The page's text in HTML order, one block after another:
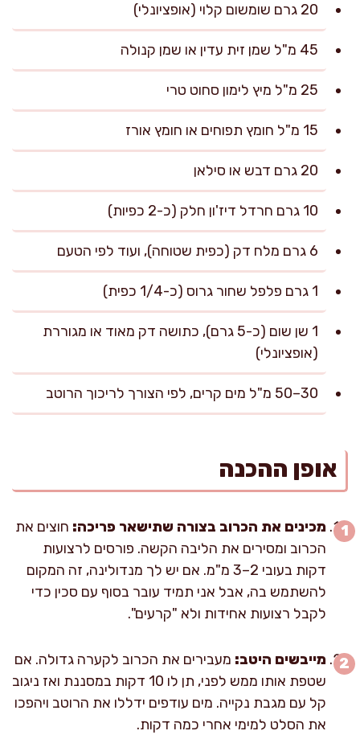
20 גרם שומשום קלוי (אופציונלי)
45 מ"ל שמן זית עדין או שמן קנולה
25 מ"ל מיץ לימון סחוט טרי
15 מ"ל חומץ תפוחים או חומץ אורז
20 גרם דבש או סילאן
10 גרם חרדל דיז'ון חלק (כ-2 כפיות)
6 גרם מלח דק (כפית שטוחה), ועוד לפי הטעם
1 גרם פלפל שחור גרוס (כ-1/4 כפית)
1 שן שום (כ-5 גרם), כתושה דק מאוד או מגוררת
(אופציונלי)
30–50 מ"ל מים קרים, לפי הצורך לריכוך הרוטב
אופן ההכנה
מכינים את הכרוב בצורה שתישאר פריכה: חוצים את
הכרוב ומסירים את הליבה הקשה. פורסים לרצועות
דקות בעובי 2–3 מ"מ. אם יש לך מנדולינה, זה המקום
להשתמש בה, אבל אני תמיד עובר בסוף עם סכין כדי
לקבל רצועות אחידות ולא "קרעים".
מייבשים היטב: מעבירים את הכרוב לקערה גדולה. אם
שטפת אותו ממש לפני, תן לו 10 דקות במסננת ואז ניגוב
קל עם מגבת נקייה. מים עודפים ידללו את הרוטב ויהפכו
את הסלט למימי אחרי כמה דקות.